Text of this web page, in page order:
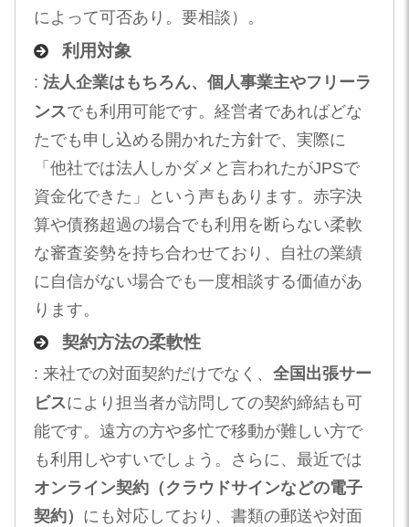
によって可否あり。要相談）。
利用対象
: 法人企業はもちろん、個人事業主やフリーラ
ンスでも利用可能です。経営者であればどな
たでも申し込める開かれた方針で、実際に
「他社では法人しかダメと言われたがJPSで
資金化できた」という声もあります。赤字決
算や債務超過の場合でも利用を断らない柔軟
な審査姿勢を持ち合わせており、自社の業績
に自信がない場合でも一度相談する価値があ
ります。
契約方法の柔軟性
: 来社での対面契約だけでなく、 全国出張サー
ビスにより担当者が訪問しての契約締結も可
能です。遠方の方や多忙で移動が難しい方で
も利用しやすいでしょう。さらに、最近では
オンライン契約（クラウドサインなどの電子
契約） にも対応しており、書類の郵送や対面